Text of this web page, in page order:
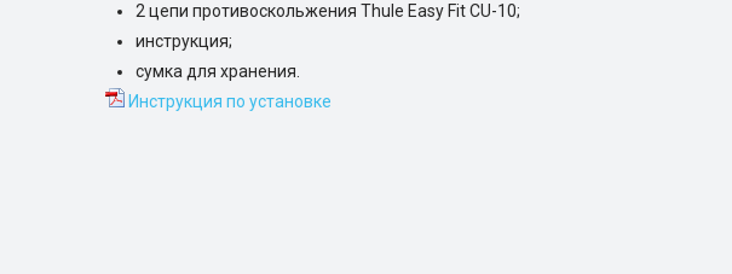
2 цепи противоскольжения Thule Easy Fit CU-10;
инструкция;
сумка для хранения.
Инструкция по установке